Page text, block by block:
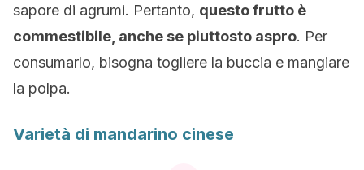
sapore di agrumi. Pertanto, questo frutto è
commestibile, anche se piuttosto aspro. Per
consumarlo, bisogna togliere la buccia e mangiare
la polpa.
Varietà di mandarino cinese